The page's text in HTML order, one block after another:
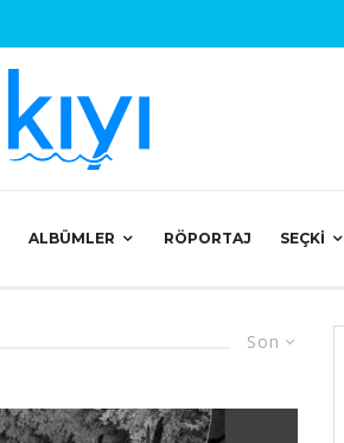
ALBÜMLER RÖPORTAJ SEÇKI
Son